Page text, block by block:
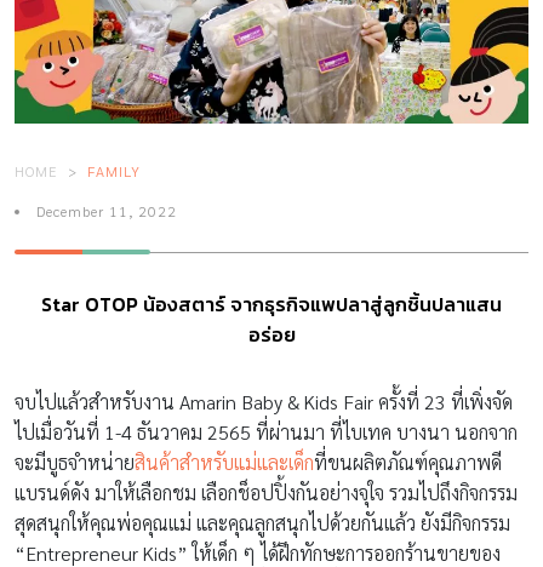
HOME FAMILY
December 11, 2022
Star OTOP น้องสตาร์ จากธุรกิจแพปลาสู่ลูกชิ้นปลาแสน
อร่อย
จบไปแล้วสำหรับงาน Amarin Baby & Kids Fair ครั้งที่ 23 ที่เพิ่งจัด
ไปเมื่อวันที่ 1-4 ธันวาคม 2565 ที่ผ่านมา ที่ไบเทค บางนา นอกจาก
จะมีบูธจำหน่ายสินค้าสำหรับแม่และเด็กที่ขนผลิตภัณฑ์คุณภาพดี
แบรนด์ดัง มาให้เลือกชม เลือกช็อปปิ้งกันอย่างจุใจ รวมไปถึงกิจกรรม
สุดสนุกให้คุณพ่อคุณแม่ และคุณลูกสนุกไปด้วยกันแล้ว ยังมีกิจกรรม
“Entrepreneur Kids” ให้เด็ก ๆ ได้ฝึกทักษะการออกร้านขายของ